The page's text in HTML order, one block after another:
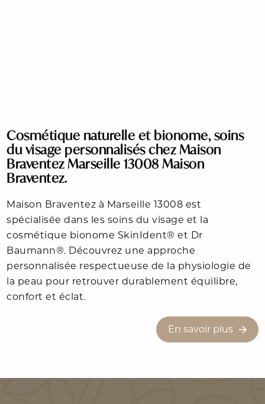
Cosmétique naturelle et bionome, soins
du visage personnalisés chez Maison
Braventez Marseille 13008 Maison
Braventez.
Maison Braventez à Marseille 13008 est
spécialisée dans les soins du visage et la
cosmétique bionome SkinIdent® et Dr
Baumann®. Découvrez une approche
personnalisée respectueuse de la physiologie de
la peau pour retrouver durablement équilibre,
confort et éclat.
En savoir plus